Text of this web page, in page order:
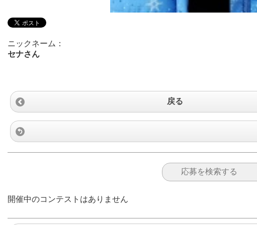
ニックネーム：
セナさん
戻る
開催中のコンテストはありません